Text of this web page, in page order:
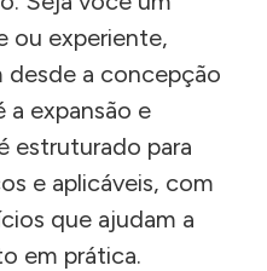
ou experiente,
desde a concepção
a expansão e
estruturado para
e aplicáveis, com
que ajudam a
em prática.